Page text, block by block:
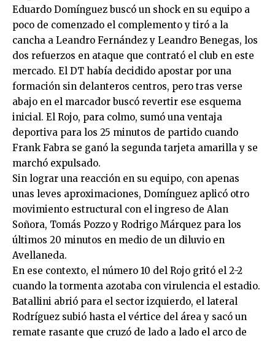
Eduardo Domínguez buscó un shock en su equipo a
poco de comenzado el complemento y tiró a la
cancha a Leandro Fernández y Leandro Benegas, los
dos refuerzos en ataque que contrató el club en este
mercado. El DT había decidido apostar por una
formación sin delanteros centros, pero tras verse
abajo en el marcador buscó revertir ese esquema
inicial. El Rojo, para colmo, sumó una ventaja
deportiva para los 25 minutos de partido cuando
Frank Fabra se ganó la segunda tarjeta amarilla y se
marchó expulsado.
Sin lograr una reacción en su equipo, con apenas
unas leves aproximaciones, Domínguez aplicó otro
movimiento estructural con el ingreso de Alan
Soñora, Tomás Pozzo y Rodrigo Márquez para los
últimos 20 minutos en medio de un diluvio en
Avellaneda.
En ese contexto, el número 10 del Rojo gritó el 2-2
cuando la tormenta azotaba con virulencia el estadio.
Batallini abrió para el sector izquierdo, el lateral
Rodríguez subió hasta el vértice del área y sacó un
remate rasante que cruzó de lado a lado el arco de